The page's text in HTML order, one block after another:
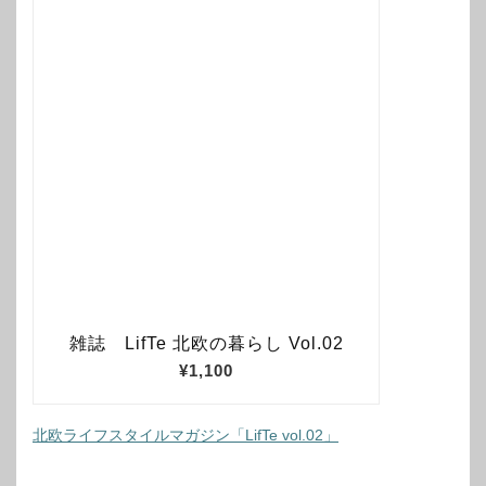
北欧ライフスタイルマガジン「LifTe vol.02」